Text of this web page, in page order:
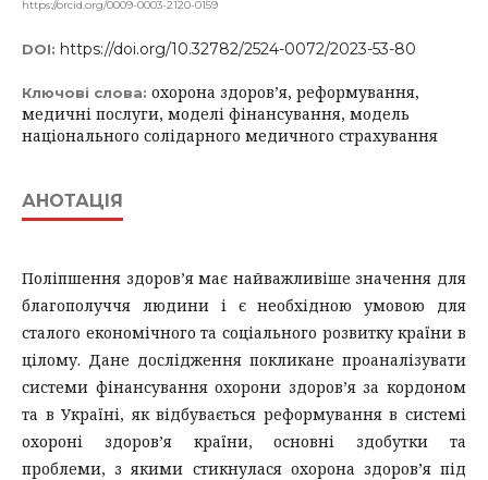
https://orcid.org/0009-0003-2120-0159
DOI: https://doi.org/10.32782/2524-0072/2023-53-80
Ключові слова: охорона здоров’я, реформування,
медичні послуги, моделі фінансування, модель
національного солідарного медичного страхування
АНОТАЦІЯ
Поліпшення здоров’я має найважливіше значення для
благополуччя людини і є необхідною умовою для
сталого економічного та соціального розвитку країни в
цілому. Дане дослідження покликане проаналізувати
системи фінансування охорони здоров’я за кордоном
та в Україні, як відбувається реформування в системі
охороні здоров’я країни, основні здобутки та
проблеми, з якими стикнулася охорона здоров’я під